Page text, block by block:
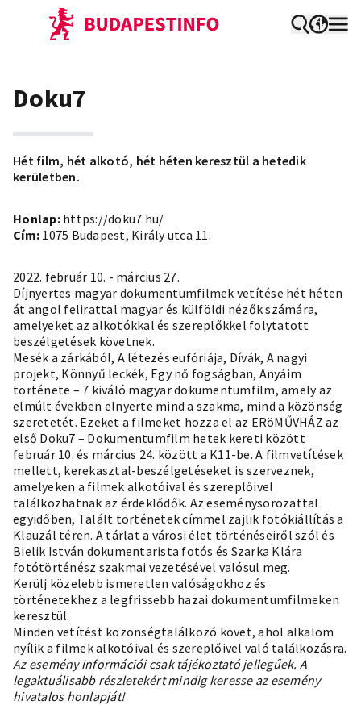
Doku7
Hét film, hét alkotó, hét héten keresztül a hetedik
kerületben.
Honlap:https://doku7.hu/
Cím: 1075 Budapest, Király utca 11.
2022. február 10. - március 27.
Díjnyertes magyar dokumentumfilmek vetítése hét héten
át angol felirattal magyar és külföldi nézők számára,
amelyeket az alkotókkal és szereplőkkel folytatott
beszélgetések követnek.
Mesék a zárkából, A létezés eufóriája, Dívák, A nagyi
projekt, Könnyű leckék, Egy nő fogságban, Anyáim
története – 7 kiváló magyar dokumentumfilm, amely az
elmúlt években elnyerte mind a szakma, mind a közönség
szeretetét. Ezeket a filmeket hozza el az ERöMŰVHÁZ az
első Doku7 – Dokumentumfilm hetek kereti között
február 10. és március 24. között a K11-be. A filmvetítések
mellett, kerekasztal-beszélgetéseket is szerveznek,
amelyeken a filmek alkotóival és szereplőivel
találkozhatnak az érdeklődők. Az eseménysorozattal
egyidőben, Talált történetek címmel zajlik fotókiállítás a
Klauzál téren. A tárlat a városi élet történéseiről szól és
Bielik István dokumentarista fotós és Szarka Klára
fotótörténész szakmai vezetésével valósul meg.
Kerülj közelebb ismeretlen valóságokhoz és
történetekhez a legfrissebb hazai dokumentumfilmeken
keresztül.
Minden vetítést közönségtalálkozó követ, ahol alkalom
nyílik a filmek alkotóival és szereplőivel való találkozásra.
Az esemény információi csak tájékoztató jellegűek. A
legaktuálisabb részletekért mindig keresse az esemény
hivatalos honlapját!